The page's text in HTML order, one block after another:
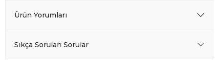
Ürün Yorumları
Sıkça Sorulan Sorular